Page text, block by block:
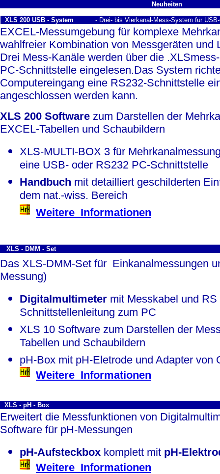
Neuheiten
XLS 200 USB - System - Drei- bis Vierkanal-Mess-System für
EXCEL-Messumgebung für komplexe
wahlfreier Kombination von Messgeräten und
Drei Mess-Kanäle werden über die
PC-Schnittstelle eingelesen.Das System
Computereingang eine RS232-Schnittstelle
angeschlossen werden kann.
XLS 200 Software zum Darstellen der
EXCEL-Tabellen und Schaubildern
XLS-MULTI-BOX 3 für
eine USB- oder RS232 PC-Schnittstelle
Handbuch mit detailliert geschilderten
dem nat.-wiss. Bereich
Weitere Informationen
XLS - DMM - Set
Das XLS-DMM-Set für Einkanalmessungen
Messung)
Digitalmultimeter mit Messkabel und RS
Schnittstellenleitung zum PC
XLS 10 Software zum Darstellen der
Tabellen und Schaubildern
pH-Box mit pH-Eletrode und Adapter von
Weitere Informationen
XLS - pH - Box
Erweitert die Messfunktionen von
Software für pH-Messungen
pH-Aufsteckbox komplett mit pH-
Weitere Informationen